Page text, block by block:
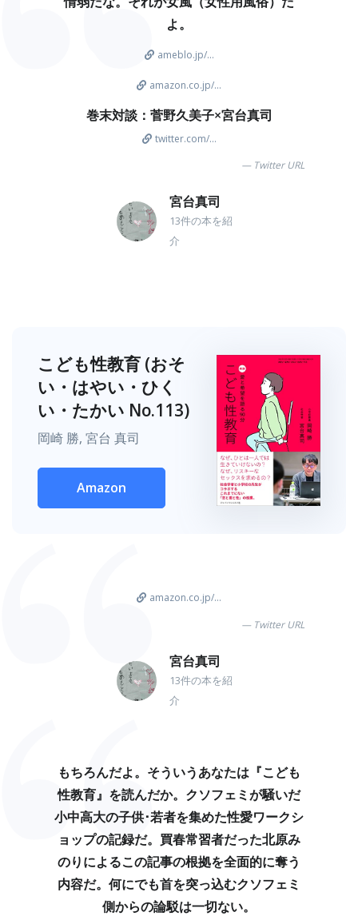
よ。
ameblo.jp/...
amazon.co.jp/...
巻末対談：菅野久美子×宮台真司
twitter.com/...
Twitter URL
宮台真司
13件の本を紹
介
こども性教育 (おそ
い・はやい・ひく
い・たかい No.113)
岡崎 勝, 宮台 真司
Amazon
amazon.co.jp/...
Twitter URL
宮台真司
13件の本を紹
介
もちろんだよ。そういうあなたは『こども
性教育』を読んだか。クソフェミが騒いだ
小中高大の子供･若者を集めた性愛ワークシ
ョップの記録だ。買春常習者だった北原み
のりによるこの記事の根拠を全面的に奪う
内容だ。何にでも首を突っ込むクソフェミ
側からの論駁は一切ない。